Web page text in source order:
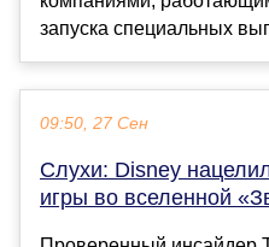
запуска специальных
09:50, 27 Сен
Слухи: Disney
игры во вселенной